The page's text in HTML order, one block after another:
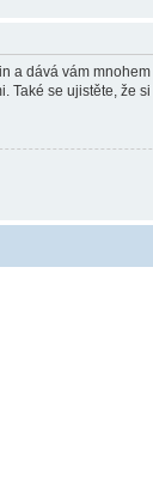
a dává vám
se ujistěte, že